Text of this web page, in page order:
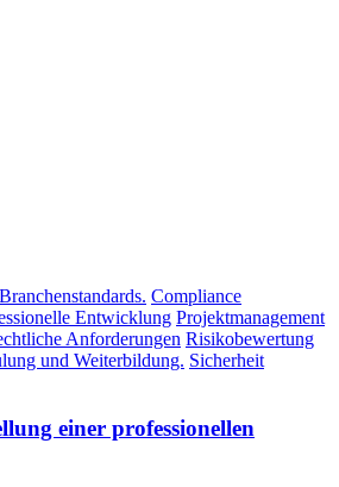
Branchenstandards. Compliance
Entwicklung Projektmanagement
Anforderungen Risikobewertung
und Weiterbildung. Sicherheit
einer professionellen